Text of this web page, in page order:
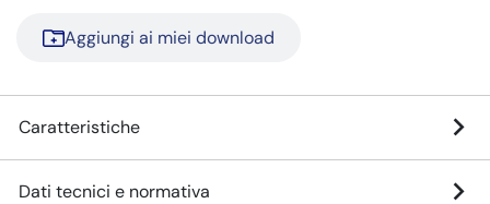
Aggiungi ai miei download
Caratteristiche
Dati tecnici e normativa